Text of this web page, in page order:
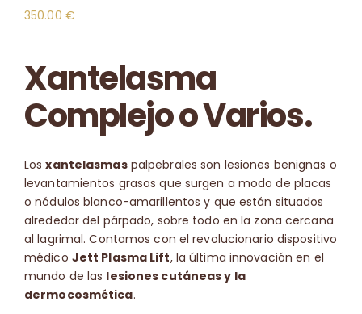
350.00 €
Xantelasma
Complejo o Varios.
Losxantelasmaspalpebrales son lesiones benignas o
levantamientos grasos que surgen a modo de placas
o nódulos blanco-amarillentos y que están situados
alrededor del párpado, sobre todo en la zona cercana
al lagrimal. Contamos con el revolucionario dispositivo
médico Jett Plasma Lift, la última innovación en el
mundo de las lesiones cutáneas y la
dermocosmética.